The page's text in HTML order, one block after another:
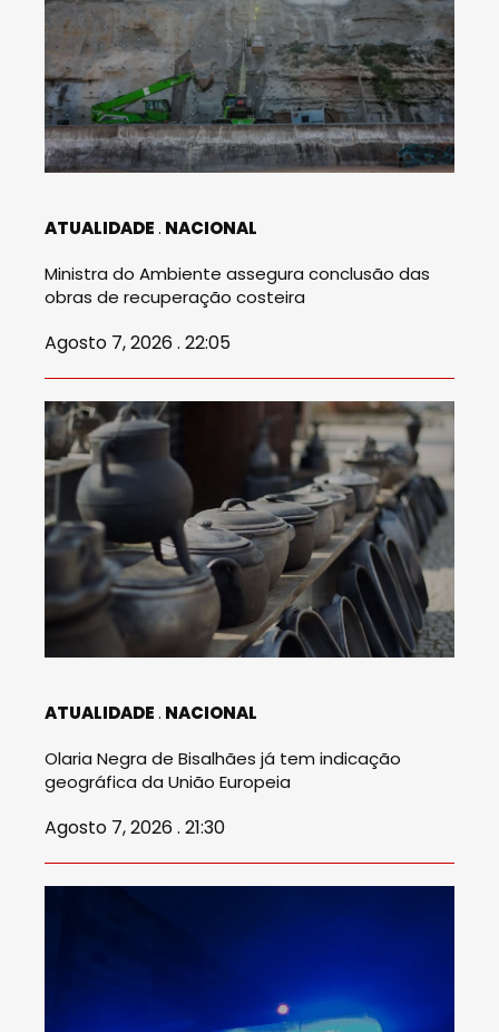
ATUALIDADE NACIONAL
Ministra do Ambiente assegura conclusão das
obras de recuperação costeira
Agosto 7, 2026 . 22:05
ATUALIDADE NACIONAL
Olaria Negra de Bisalhães já tem indicação
geográfica da União Europeia
Agosto 7, 2026 . 21:30